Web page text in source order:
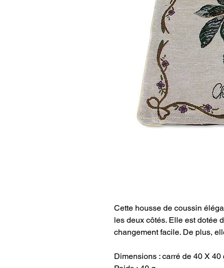
Cette housse de coussin
les deux côtés. Elle est dotée
changement facile. De plus,
Dimensions : carré de 40 X 40